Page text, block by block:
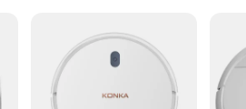
électrique is a testament to the blend of